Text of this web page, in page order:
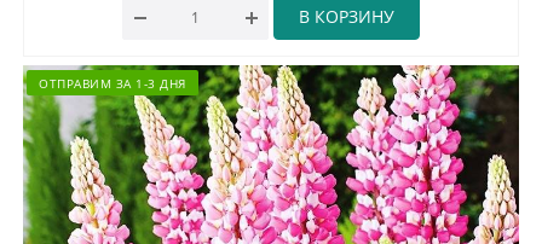
В КОРЗИНУ
ОТПРАВИМ ЗА 1-3 ДНЯ